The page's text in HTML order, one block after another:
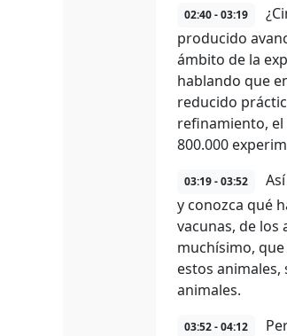
02:40 - 03:19
producido
ámbito de la
hablando que
reducido
refinamiento, el
800.000
03:19 - 03:52
y conozca qué
vacunas, de los
muchísimo,
estos
animales.
03:52 - 04:12